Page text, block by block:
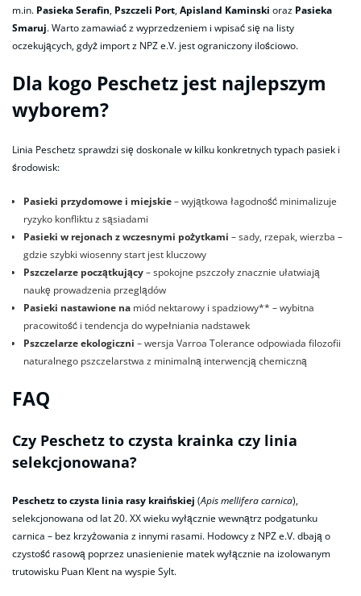
m.in. Pasieka Serafin, Pszczeli Port,Apisland Kaminski oraz Pasieka
Smaruj. Warto zamawiać z wyprzedzeniem i wpisać się na listy
oczekujących, gdyż import z NPZ e.V. jest ograniczony ilościowo.
Dla kogo Peschetz jest najlepszym
wyborem?
Linia Peschetz sprawdzi się doskonale w kilku konkretnych typach pasiek i
środowisk:
Pasieki przydomowe i miejskie– wyjątkowa łagodność minimalizuje
ryzyko konfliktu z sąsiadami
Pasieki w rejonach z wczesnymi pożytkami – sady, rzepak, wierzba –
gdzie szybki wiosenny start jest kluczowy
Pszczelarze początkujący– spokojne pszczoły znacznie ułatwiają
naukę prowadzenia przeglądów
Pasieki nastawione na miód nektarowy i spadziowy** – wybitna
pracowitość i tendencja do wypełniania nadstawek
Pszczelarze ekologiczni – wersja Varroa Tolerance odpowiada filozofii
naturalnego pszczelarstwa z minimalną interwencją chemiczną
FAQ
Czy Peschetz to czysta krainka czy linia
selekcjonowana?
Peschetz to czysta linia rasy kraińskiej (Apis mellifera carnica),
selekcjonowana od lat 20. XX wieku wyłącznie wewnątrz podgatunku
carnica – bez krzyżowania z innymi rasami. Hodowcy z NPZ e.V. dbają o
czystość rasową poprzez unasienienie matek wyłącznie na izolowanym
trutowisku Puan Klent na wyspie Sylt.